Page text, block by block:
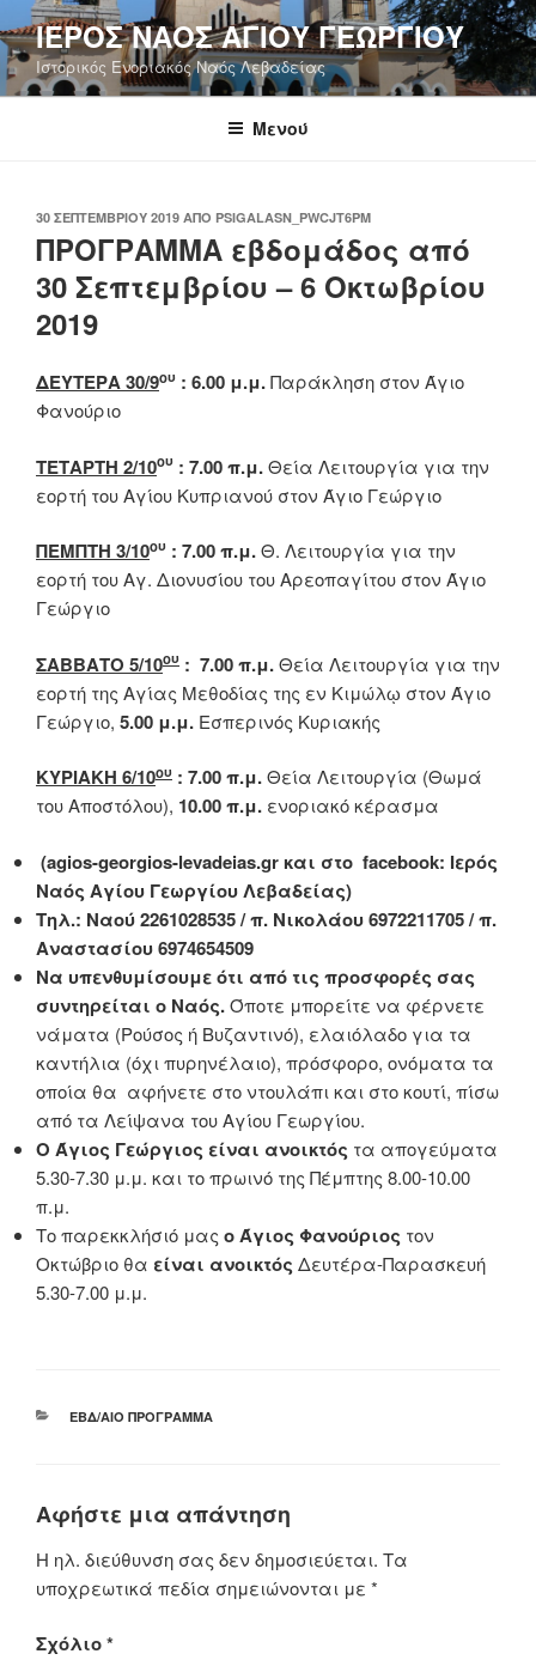
Μετάβαση
στο
περιεχόμενο
ΙΕΡΟΣ ΝΑΟΣ ΑΓΙΟΥ ΓΕΩΡΓΙΟΥ
Ιστορικός Ενοριακός Ναός Λεβαδείας
Μενού
ΔΗΜΟΣΙΕΎΤΗΚΕ
ΣΤΙΣ
30 ΣΕΠΤΕΜΒΡΊΟΥ 2019 ΑΠΌ PSIGALASN_PWCJT6PM
ΠΡΟΓΡΑΜΜΑ εβδομάδος από
30 Σεπτεμβρίου – 6 Οκτωβρίου
2019
ΔΕΥΤΕΡΑ 30/9ου : 6.00 μ.μ.Παράκληση στον Άγιο
Φανούριο
ΤΕΤΑΡΤΗ 2/10ου : 7.00 π.μ.Θεία Λειτουργία για την
εορτή του Αγίου Κυπριανού στον Άγιο Γεώργιο
ΠΕΜΠΤΗ 3/10ου : 7.00 π.μ.Θ. Λειτουργία για την
εορτή του Αγ. Διονυσίου του Αρεοπαγίτου στον Άγιο
Γεώργιο
ΣΑΒΒΑΤΟ 5/10ου : 7.00 π.μ.Θεία Λειτουργία για την
εορτή της Αγίας Μεθοδίας της εν Κιμώλῳ στον Άγιο
Γεώργιο, 5.00 μ.μ. Εσπερινός Κυριακής
ΚΥΡΙΑΚΗ 6/10ου : 7.00 π.μ.Θεία Λειτουργία (Θωμά
του Αποστόλου), 10.00 π.μ. ενοριακό κέρασμα
(agios-georgios-levadeias.gr και στο facebook: Ιερός
Ναός Αγίου Γεωργίου Λεβαδείας)
Τηλ.: Ναού 2261028535 / π. Νικολάου 6972211705 / π.
Αναστασίου 6974654509
Να υπενθυμίσουμε ότι από τις προσφορές σας
συντηρείται ο Ναός.Όποτε μπορείτε να φέρνετε
νάματα (Ρούσος ή Βυζαντινό), ελαιόλαδο για τα
καντήλια (όχι πυρηνέλαιο), πρόσφορο, ονόματα τα
οποία θα αφήνετε στο ντουλάπι και στο κουτί, πίσω
από τα Λείψανα του Αγίου Γεωργίου.
Ο Άγιος Γεώργιος είναι ανοικτός τα απογεύματα
5.30-7.30 μ.μ. και το πρωινό της Πέμπτης 8.00-10.00
π.μ.
Το παρεκκλήσιό μας ο Άγιος Φανούριος τον
Οκτώβριο θα είναι ανοικτός Δευτέρα-Παρασκευή
5.30-7.00 μ.μ.
ΚΑΤΗΓΟΡΊΕΣ
ΕΒΔ/ΑΊΟ ΠΡΌΓΡΑΜΜΑ
Αφήστε μια απάντηση
Η ηλ. διεύθυνση σας δεν δημοσιεύεται. Τα
υποχρεωτικά πεδία σημειώνονται με *
Σχόλιο*